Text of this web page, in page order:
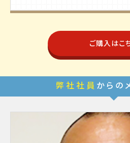
ご購入はこ
弊社社員 からの